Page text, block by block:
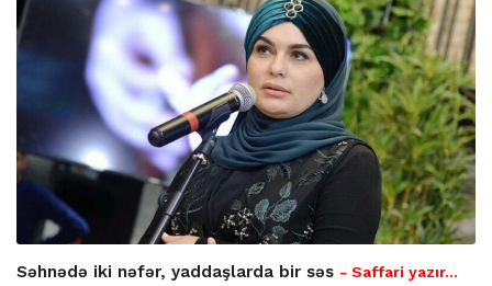
Səhnədə iki nəfər, yaddaşlarda bir səs - Saffari yazır…